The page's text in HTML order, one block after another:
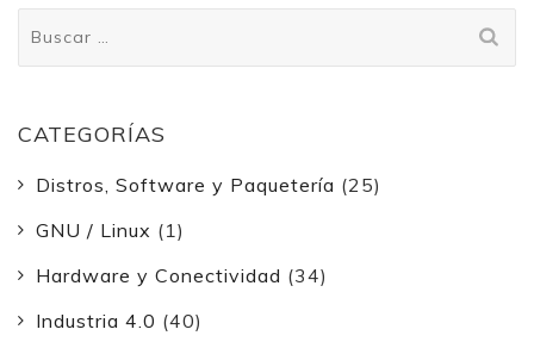
CATEGORÍAS
Distros, Software y Paquetería (25)
GNU / Linux (1)
Hardware y Conectividad (34)
Industria 4.0 (40)